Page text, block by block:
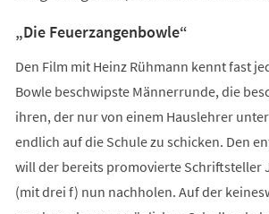
„Die Feuerzangenbowle“
Den Film mit Heinz Rühmann kennt fast
Bowle beschwipste Männerrunde, die
ihren, der nur von einem Hauslehrer
endlich auf die Schule zu schicken. Den
will der bereits promovierte Schriftsteller
(mit drei f) nun nachholen. Auf der